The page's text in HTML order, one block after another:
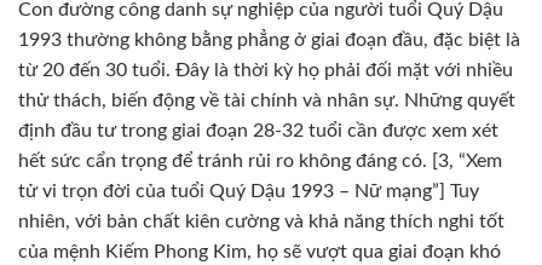
Con đường công danh sự nghiệp của người tuổi Quý Dậu
1993 thường không bằng phẳng ở giai đoạn đầu, đặc biệt là
từ 20 đến 30 tuổi. Đây là thời kỳ họ phải đối mặt với nhiều
thử thách, biến động về tài chính và nhân sự. Những quyết
định đầu tư trong giai đoạn 28-32 tuổi cần được xem xét
hết sức cẩn trọng để tránh rủi ro không đáng có. [3, “Xem
tử vi trọn đời của tuổi Quý Dậu 1993 – Nữ mạng”] Tuy
nhiên, với bản chất kiên cường và khả năng thích nghi tốt
của mệnh Kiếm Phong Kim, họ sẽ vượt qua giai đoạn khó